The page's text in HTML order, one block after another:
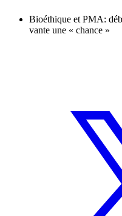
Bioéthique et PMA:
vante une « chance »